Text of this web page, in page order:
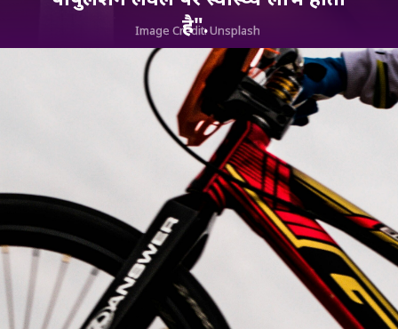
है".
Image Credit: Unsplash